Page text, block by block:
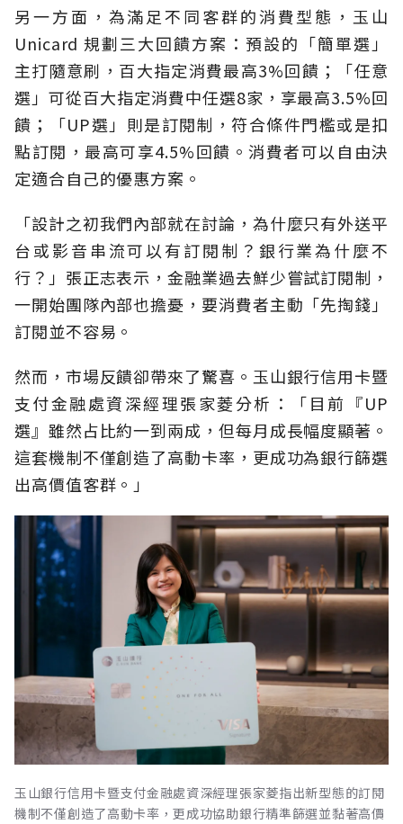
另一方面，為滿足不同客群的消費型態，玉山
Unicard 規劃三大回饋方案：預設的「簡單選」
主打隨意刷，百大指定消費最高3%回饋；「任意
選」可從百大指定消費中任選8家，享最高3.5%回
饋；「UP選」則是訂閱制，符合條件門檻或是扣
點訂閱，最高可享4.5%回饋。消費者可以自由決
定適合自己的優惠方案。
「設計之初我們內部就在討論，為什麼只有外送平
台或影音串流可以有訂閱制？銀行業為什麼不
行？」張正志表示，金融業過去鮮少嘗試訂閱制，
一開始團隊內部也擔憂，要消費者主動「先掏錢」
訂閱並不容易。
然而，市場反饋卻帶來了驚喜。玉山銀行信用卡暨
支付金融處資深經理張家菱分析：「目前『UP
選』雖然占比約一到兩成，但每月成長幅度顯著。
這套機制不僅創造了高動卡率，更成功為銀行篩選
出高價值客群。」
玉山銀行信用卡暨支付金融處資深經理張家菱指出新型態的訂閱
機制不僅創造了高動卡率，更成功協助銀行精準篩選並黏著高價